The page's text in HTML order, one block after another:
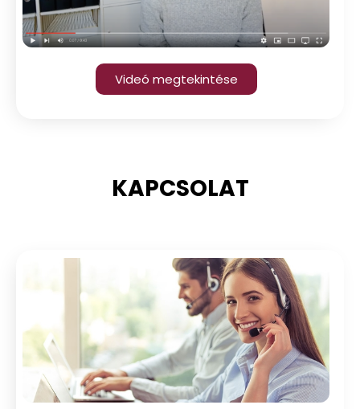
Videó megtekintése
KAPCSOLAT